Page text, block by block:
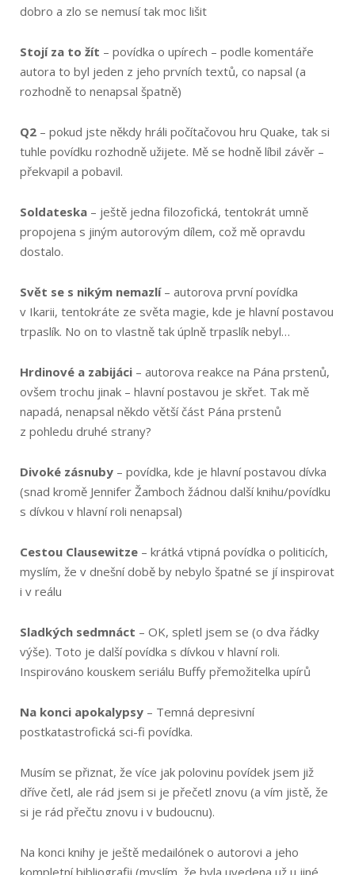
dobro a zlo se nemusí tak moc lišit
Stojí za to žít – povídka o upírech – podle komentáře
autora to byl jeden z jeho prvních textů, co napsal (a
rozhodně to nenapsal špatně)
Q2 – pokud jste někdy hráli počítačovou hru Quake, tak si
tuhle povídku rozhodně užijete. Mě se hodně líbil závěr –
překvapil a pobavil.
Soldateska – ještě jedna filozofická, tentokrát umně
propojena s jiným autorovým dílem, což mě opravdu
dostalo.
Svět se s nikým nemazlí– autorova první povídka
v Ikarii, tentokráte ze světa magie, kde je hlavní postavou
trpaslík. No on to vlastně tak úplně trpaslík nebyl…
Hrdinové a zabijáci – autorova reakce na Pána prstenů,
ovšem trochu jinak – hlavní postavou je skřet. Tak mě
napadá, nenapsal někdo větší část Pána prstenů
z pohledu druhé strany?
Divoké zásnuby – povídka, kde je hlavní postavou dívka
(snad kromě Jennifer Žamboch žádnou další knihu/povídku
s dívkou v hlavní roli nenapsal)
Cestou Clausewitze – krátká vtipná povídka o politicích,
myslím, že v dnešní době by nebylo špatné se jí inspirovat
i v reálu
Sladkých sedmnáct – OK, spletl jsem se (o dva řádky
výše). Toto je další povídka s dívkou v hlavní roli.
Inspirováno kouskem seriálu Buffy přemožitelka upírů
Na konci apokalypsy – Temná depresivní
postkatastrofická sci-fi povídka.
Musím se přiznat, že více jak polovinu povídek jsem již
dříve četl, ale rád jsem si je přečetl znovu (a vím jistě, že
si je rád přečtu znovu i v budoucnu).
Na konci knihy je ještě medailónek o autorovi a jeho
kompletní bibliografii (myslím, že byla uvedena už u jiné